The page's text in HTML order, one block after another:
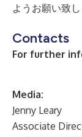
ようお願い致し
Contacts
For further
Media:
Jenny Leary
Associate